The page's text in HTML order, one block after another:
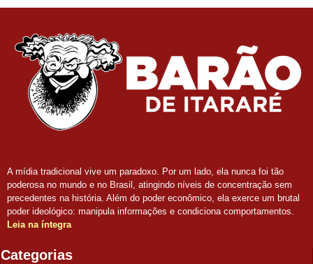
A mídia tradicional vive um paradoxo. Por um lado, ela nunca foi tão
poderosa no mundo e no Brasil, atingindo níveis de concentração sem
precedentes na história. Além do poder econômico, ela exerce um brutal
poder ideológico: manipula informações e condiciona comportamentos.
Leia na íntegra
Categorias